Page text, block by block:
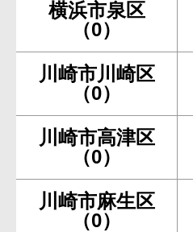
横浜市泉区
（0）
川崎市川崎区
（0）
川崎市高津区
（0）
川崎市麻生区
（0）